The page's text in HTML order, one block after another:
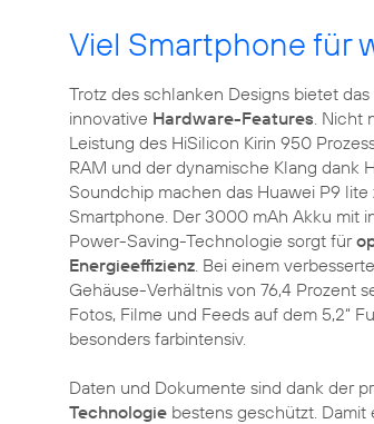
Viel Smartphone für
Trotz des schlanken Designs bietet
innovative Hardware-Features. Nicht
Leistung des HiSilicon Kirin 950
RAM und der dynamische Klang dank
Soundchip machen das Huawei P9 lite
Smartphone. Der 3000 mAh Akku mit
Power-Saving-Technologie sorgt für
Energieeffizienz. Bei einem
Gehäuse-Verhältnis von 76,4 Prozent
Fotos, Filme und Feeds auf dem 5,2“
besonders farbintensiv.
Daten und Dokumente sind dank der
Technologie bestens geschützt.